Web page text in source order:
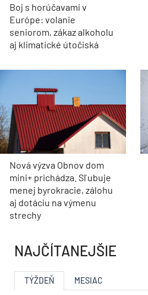
Boj s horúčavami v
Európe: volanie
seniorom, zákaz alkoholu
aj klimatické útočiská
Nová výzva Obnov dom
mini+ prichádza. Sľubuje
menej byrokracie, zálohu
aj dotáciu na výmenu
strechy
NAJČÍTANEJŠIE
TÝŽDEŇ MESIAC